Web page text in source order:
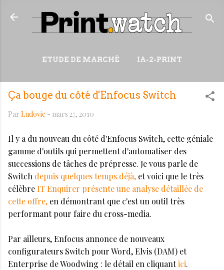
Accéder au contenu principal
ETUDE DE MARCHÉ IA-2-PRINT
PLUS… WIKI
Ça bouge du côté d'Enfocus Switch
Par Ludovic - mars 27, 2010
Il y a du nouveau du côté d'Enfocus Switch, cette géniale
gamme d'outils qui permettent d'automatiser des
successions de tâches de prépresse. Je vous parle de
Switch depuis quelques temps déjà, et voici que le très
célèbreIT Enquirer présente une analyse détaillée de
cette offre, en démontrant que c'est un outil très
performant pour faire du cross-media.
Par ailleurs, Enfocus annonce de nouveaux
configurateurs Switch pour Word, Elvis (DAM) et
Enterprise de Woodwing : le détail en cliquantici.